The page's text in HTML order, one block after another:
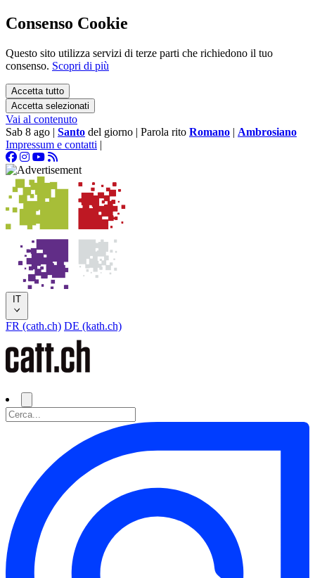
Consenso Cookie
Questo sito utilizza servizi di terze parti che richiedono il tuo
consenso. Scopri di più
Accetta tutto
Accetta selezionati
Vai al contenuto
Sab 8 ago | Santo del giorno | Parola rito Romano | Ambrosiano
Impressum e contatti |
IT
FR (cath.ch) DE (kath.ch)